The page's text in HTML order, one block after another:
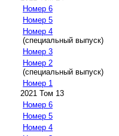
Номер 6
Номер 5
Номер 4
(специальный выпуск)
Номер 3
Номер 2
(специальный выпуск)
Номер 1
2021 Том 13
Номер 6
Номер 5
Номер 4